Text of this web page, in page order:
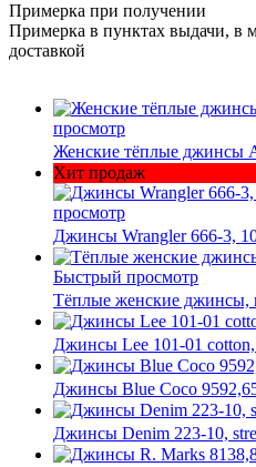
Примерка при получении
Примерка в пунктах выдачи, в
доставкой
просмотр
Женские тёплые джинсы
Хит продаж
просмотр
Джинсы Wrangler 666-3,
Быстрый просмотр
Тёплые женские джинсы,
Джинсы Lee 101-01
Джинсы Blue Coco
Джинсы Denim 223-10,